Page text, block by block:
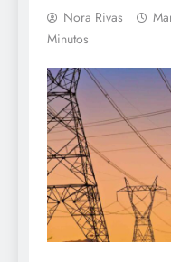
Nora Rivas
Minutos